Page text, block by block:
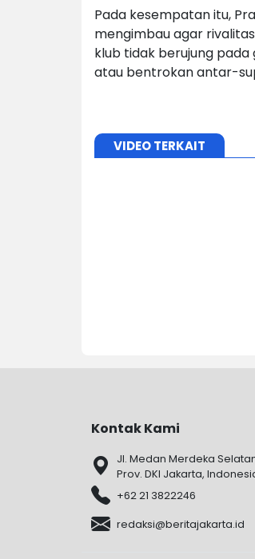
Pada kesempatan itu,
mengimbau agar
klub tidak berujung pada
atau bentrokan antar-
VIDEO TERKAIT
Kontak Kami
Jl. Medan Merdeka
Prov. DKI Jakarta,
+62 21 3822246
redaksi@beritajakarta.id